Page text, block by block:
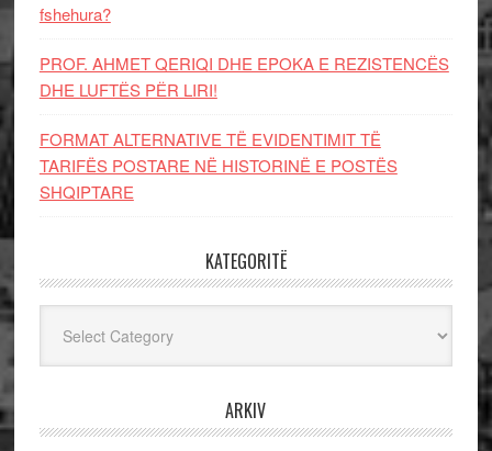
fshehura?
PROF. AHMET QERIQI DHE EPOKA E REZISTENCЁS
DHE LUFTЁS PЁR LIRI!
FORMAT ALTERNATIVE TË EVIDENTIMIT TË
TARIFËS POSTARE NË HISTORINË E POSTËS
SHQIPTARE
KATEGORITË
ARKIV